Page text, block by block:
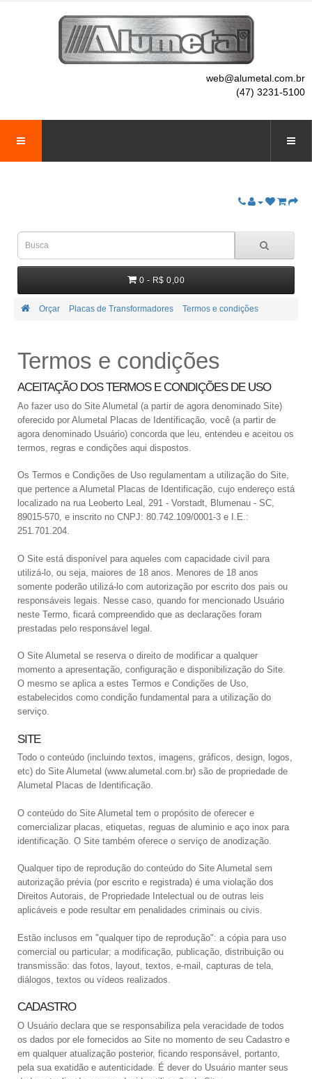
web@alumetal.com.br
(47) 3231-5100
0 - R$ 0,00
Orçar Placas de Transformadores Termos e condições
Termos e condições
ACEITAÇÃO DOS TERMOS E CONDIÇÕES DE USO
Ao fazer uso do Site Alumetal (a partir de agora denominado Site)
oferecido por Alumetal Placas de Identificação, você (a partir de
agora denominado Usuário) concorda que leu, entendeu e aceitou os
termos, regras e condições aqui dispostos.
Os Termos e Condições de Uso regulamentam a utilização do Site,
que pertence a Alumetal Placas de Identificação, cujo endereço está
localizado na rua Leoberto Leal, 291 - Vorstadt, Blumenau - SC,
89015-570, e inscrito no CNPJ: 80.742.109/0001-3 e I.E.:
251.701.204.
O Site está disponível para aqueles com capacidade civil para
utilizá-lo, ou seja, maiores de 18 anos. Menores de 18 anos
somente poderão utilizá-lo com autorização por escrito dos pais ou
responsáveis legais. Nesse caso, quando for mencionado Usuário
neste Termo, ficará compreendido que as declarações foram
prestadas pelo responsável legal.
O Site Alumetal se reserva o direito de modificar a qualquer
momento a apresentação, configuração e disponibilização do Site.
O mesmo se aplica a estes Termos e Condições de Uso,
estabelecidos como condição fundamental para a utilização do
serviço.
SITE
Todo o conteúdo (incluindo textos, imagens, gráficos, design, logos,
etc) do Site Alumetal (www.alumetal.com.br) são de propriedade de
Alumetal Placas de Identificação.
O conteúdo do Site Alumetal tem o propósito de oferecer e
comercializar placas, etiquetas, reguas de aluminio e aço inox para
identificação. O Site também oferece o serviço de anodização.
Qualquer tipo de reprodução do conteúdo do Site Alumetal sem
autorização prévia (por escrito e registrada) é uma violação dos
Direitos Autorais, de Propriedade Intelectual ou de outras leis
aplicáveis e pode resultar em penalidades criminais ou civis.
Estão inclusos em "qualquer tipo de reprodução": a cópia para uso
comercial ou particular; a modificação, publicação, distribuição ou
transmissão: das fotos, layout, textos, e-mail, capturas de tela,
diálogos, textos ou vídeos realizados.
CADASTRO
O Usuário declara que se responsabiliza pela veracidade de todos
os dados por ele fornecidos ao Site no momento de seu Cadastro e
em qualquer atualização posterior, ficando responsável, portanto,
pela sua exatidão e autenticidade. É dever do Usuário manter seus